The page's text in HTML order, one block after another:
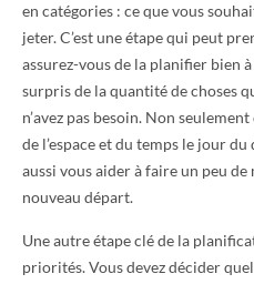
en catégories : ce que vous
jeter. C’est une étape qui peut
assurez-vous de la planifier bien
surpris de la quantité de choses
n’avez pas besoin. Non
de l’espace et du temps le jour
aussi vous aider à faire un peu
nouveau départ.
Une autre étape clé de la
priorités. Vous devez décider